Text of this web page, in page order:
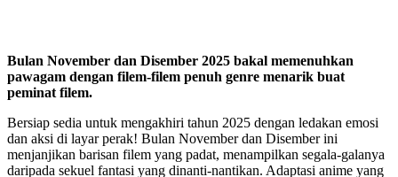
Bulan November dan Disember 2025 bakal memenuhkan
pawagam dengan filem-filem penuh genre menarik buat
peminat filem.
Bersiap sedia untuk mengakhiri tahun 2025 dengan ledakan emosi
dan aksi di layar perak! Bulan November dan Disember ini
menjanjikan barisan filem yang padat, menampilkan segala-galanya
daripada sekuel fantasi yang dinanti-nantikan. Adaptasi anime yang